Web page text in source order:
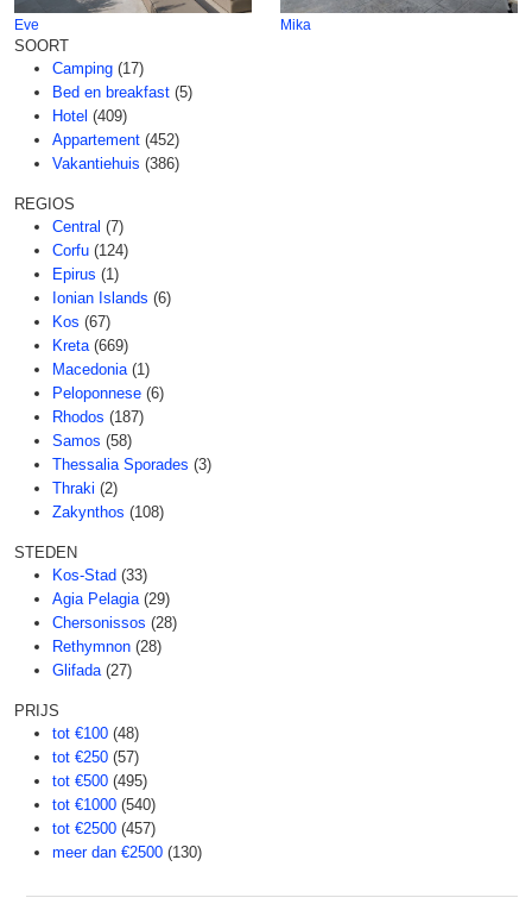
Eve Mika
SOORT
Camping (17)
Bed en breakfast (5)
Hotel (409)
Appartement (452)
Vakantiehuis (386)
REGIOS
Central (7)
Corfu (124)
Epirus (1)
Ionian Islands (6)
Kos (67)
Kreta (669)
Macedonia (1)
Peloponnese (6)
Rhodos (187)
Samos (58)
Thessalia Sporades (3)
Thraki (2)
Zakynthos (108)
STEDEN
Kos-Stad (33)
Agia Pelagia (29)
Chersonissos (28)
Rethymnon (28)
Glifada (27)
PRIJS
tot €100 (48)
tot €250 (57)
tot €500 (495)
tot €1000 (540)
tot €2500 (457)
meer dan €2500 (130)